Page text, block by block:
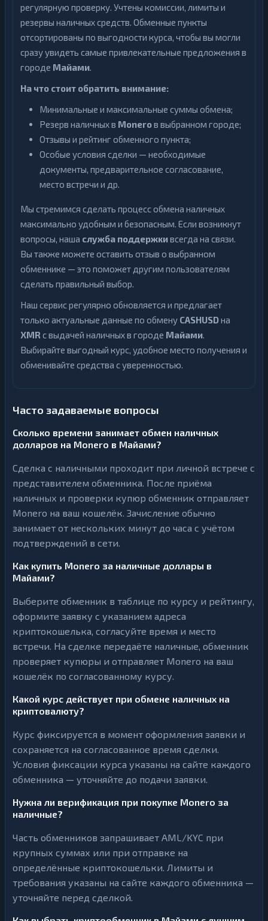
регулярную проверку. Учтены комиссии, лимиты и
резервы наличных средств. Обменные пункты
отсортированы по выгодности курса, чтобы вы могли
сразу увидеть самые привлекательные предложения в
городе Майами.
На что стоит обратить внимание:
Минимальные и максимальные суммы обмена;
Резерв наличных в Moneroв выбранном городе;
Отзывы и рейтинг обменного пункта;
Особые условия сделки — необходимые
документы, предварительное согласование,
место встречи и др.
Мы стремимся сделать процесс обмена наличных
максимально удобным и безопасным. Если возникнут
вопросы, наша служба поддержкивсегда на связи.
Вы также можете оставить отзыв о выбранном
обменнике — это поможет другим пользователям
сделать правильный выбор.
Наш сервис регулярно обновляется и предлагает
только актуальные данные по обмену CASHUSDна
XMR с выдачей наличных в городе Майами.
Выбирайте выгодный курс, удобное место получения и
обменивайте средства с уверенностью.
Часто задаваемые вопросы
Сколько времени занимает обмен наличных
долларов на Monero в Майами?
Сделка с наличными проходит при личной встрече с
представителем обменника. После приёма
наличных и проверки купюр обменник отправляет
Monero на ваш кошелёк. Зачисление обычно
занимает от нескольких минут до часа с учётом
подтверждений в сети.
Как купить Monero за наличные доллары в
Майами?
Выберите обменник в таблице по курсу и рейтингу,
оформите заявку с указанием адреса
криптокошелька, согласуйте время и место
встречи. На сделке передаёте наличные, обменник
проверяет купюры и отправляет Monero на ваш
кошелёк по согласованному курсу.
Какой курс действует при обмене наличных на
криптовалюту?
Курс фиксируется в момент оформления заявки и
сохраняется на согласованное время сделки.
Условия фиксации курса указаны на сайте каждого
обменника — уточняйте до подачи заявки.
Нужна ли верификация при покупке Monero за
наличные?
Часть обменников запрашивает AML/KYC при
крупных суммах или при отправке на
определённые криптокошельки. Лимиты и
требования указаны на сайте каждого обменника —
уточняйте перед сделкой.